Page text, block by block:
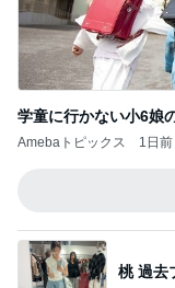
桃 過去
Ameba
Ameba
だいた